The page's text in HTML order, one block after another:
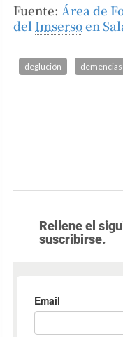
Fuente: Área de
del Imsersoen
deglución demencias
Rellene el
suscribirse.